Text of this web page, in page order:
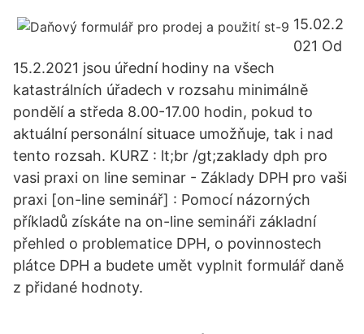
15.02.2
021 Od
15.2.2021 jsou úřední hodiny na všech
katastrálních úřadech v rozsahu minimálně
pondělí a středa 8.00-17.00 hodin, pokud to
aktuální personální situace umožňuje, tak i nad
tento rozsah. KURZ : lt;br /gt;zaklady dph pro
vasi praxi on line seminar - Základy DPH pro vaši
praxi [on-line seminář] : Pomocí názorných
příkladů získáte na on-line semináři základní
přehled o problematice DPH, o povinnostech
plátce DPH a budete umět vyplnit formulář daně
z přidané hodnoty.